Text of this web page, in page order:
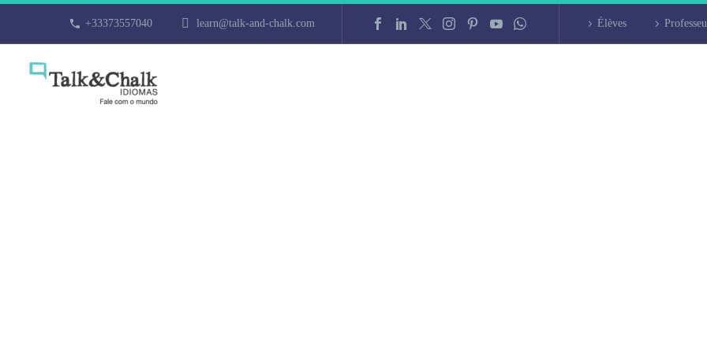
+33373557040 learn@talk-and-chalk.com Élèves